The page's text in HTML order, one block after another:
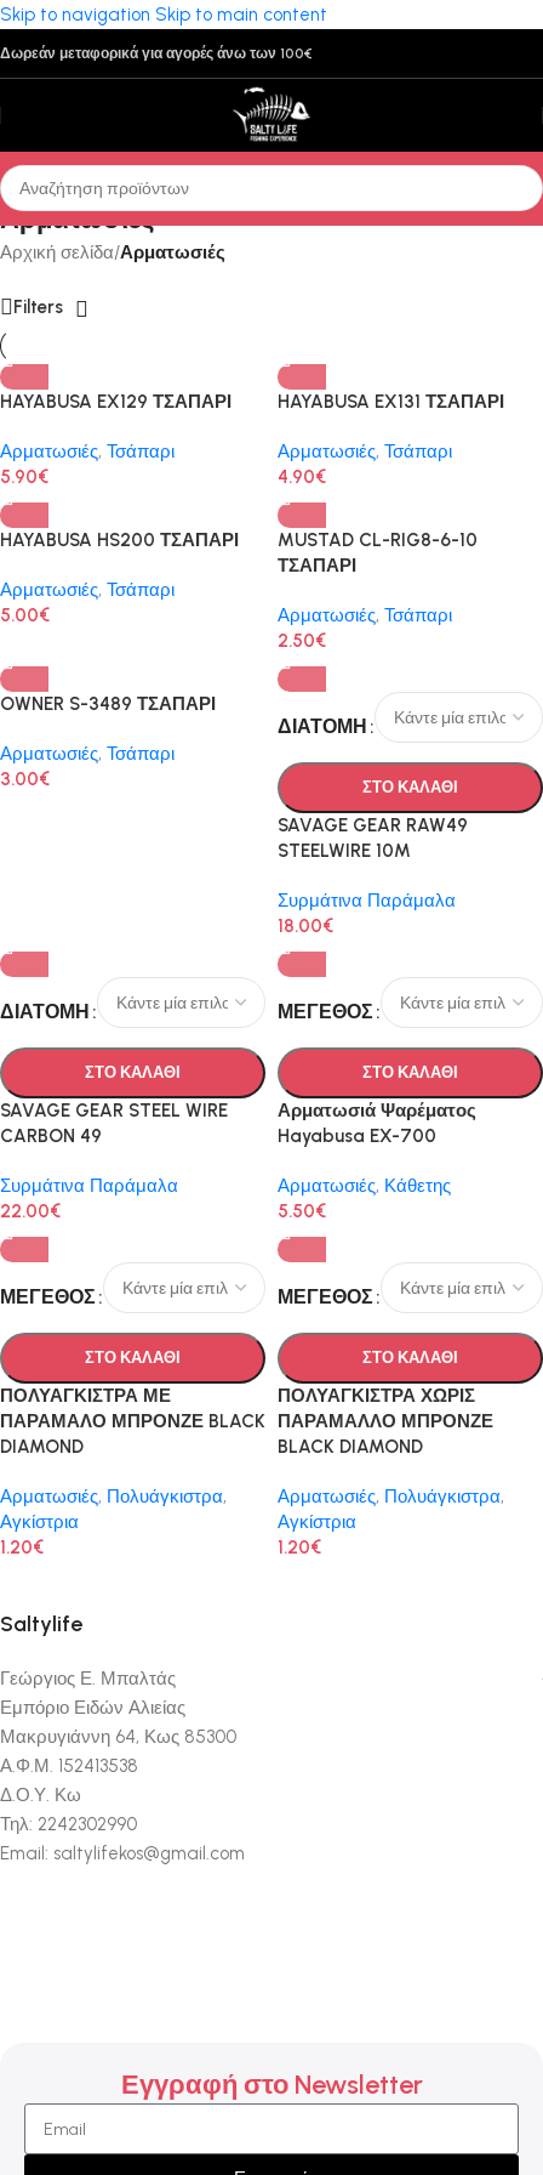
Skip to navigation Skip to main content
Δωρεάν μεταφορικά για αγορές άνω των 100€
Αρματωσιές
Αρχική σελίδα/Αρματωσιές
Filters
HAYABUSA EX129 ΤΣΑΠΑΡΙ
Αρματωσιές, Τσάπαρι
5.90€
HAYABUSA EX131 ΤΣΑΠΑΡΙ
Αρματωσιές, Τσάπαρι
4.90€
HAYABUSA HS200 ΤΣΑΠΑΡΙ
Αρματωσιές, Τσάπαρι
5.00€
MUSTAD CL-RIG8-6-10
ΤΣΑΠΑΡΙ
Αρματωσιές, Τσάπαρι
2.50€
OWNER S-3489 ΤΣΑΠΑΡΙ
Αρματωσιές, Τσάπαρι
3.00€
ΔΙΑΤΟΜΗ
ΣΤΟ ΚΑΛΑΘΙ
SAVAGE GEAR RAW49
STEELWIRE 10M
Συρμάτινα Παράμαλα
18.00€
ΔΙΑΤΟΜΗ
ΣΤΟ ΚΑΛΑΘΙ
SAVAGE GEAR STEEL WIRE
CARBON 49
Συρμάτινα Παράμαλα
22.00€
ΜΈΓΕΘΟΣ
ΣΤΟ ΚΑΛΑΘΙ
Αρματωσιά Ψαρέματος
Hayabusa EX-700
Αρματωσιές, Κάθετης
5.50€
ΜΈΓΕΘΟΣ
ΣΤΟ ΚΑΛΑΘΙ
ΠΟΛΥΑΓΚΙΣΤΡΑ ΜΕ
ΠΑΡΑΜΑΛΟ ΜΠΡΟΝΖΕ BLACK
DIAMOND
Αρματωσιές, Πολυάγκιστρα,
Αγκίστρια
1.20€
ΜΈΓΕΘΟΣ
ΣΤΟ ΚΑΛΑΘΙ
ΠΟΛΥΑΓΚΙΣΤΡΑ ΧΩΡΙΣ
ΠΑΡΑΜΑΛΛΟ ΜΠΡΟΝΖΕ
BLACK DIAMOND
Αρματωσιές, Πολυάγκιστρα,
Αγκίστρια
1.20€
Saltylife
Γεώργιος Ε. Μπαλτάς
Εμπόριο Ειδών Αλιείας
Μακρυγιάννη 64, Κως 85300
Α.Φ.Μ. 152413538
Δ.Ο.Υ. Κω
Τηλ: 2242302990
Email: saltylifekos@gmail.com
Εγγραφή στο Newsletter